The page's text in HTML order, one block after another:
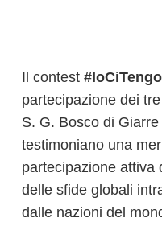
Il contest
partecipazione dei
S. G. Bosco di
testimoniano una
partecipazione attiva
delle sfide globali
dalle nazioni del